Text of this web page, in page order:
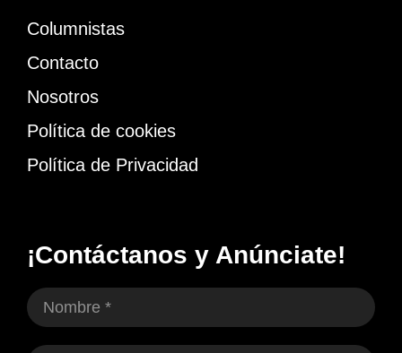
Columnistas
Contacto
Nosotros
Política de cookies
Política de Privacidad
¡Contáctanos y Anúnciate!